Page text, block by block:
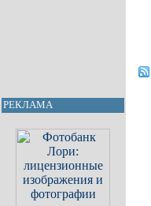
РЕКЛАМА